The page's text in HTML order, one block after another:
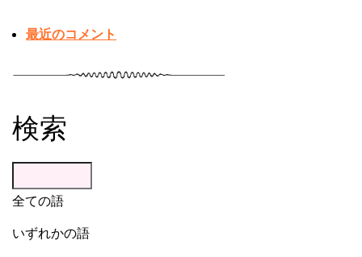
最近のコメント
検索
全ての語
いずれかの語